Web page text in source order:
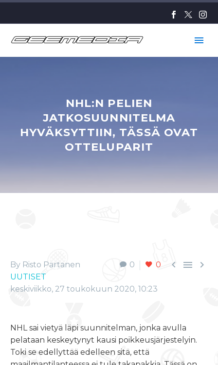
NHL:N PELIEN
JATKOSUUNNITELMA
HYVÄKSYTTIIN, TÄSSÄ OVAT
OTTELUPARIT
0 0   
By Risto Partanen
UUTISET
keskiviikko, 27 toukokuun 2020, 10:23
NHL sai vietyä läpi suunnitelman, jonka avulla
pelataan keskeytynyt kausi poikkeusjärjestelyin.
Toki se edellyttää edelleen sitä, että